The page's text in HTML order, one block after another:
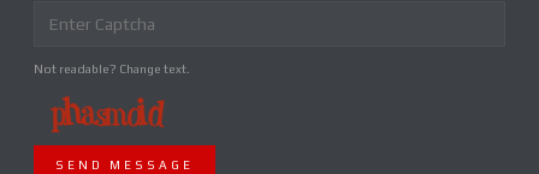
Not readable? Change text.
SEND MESSAGE